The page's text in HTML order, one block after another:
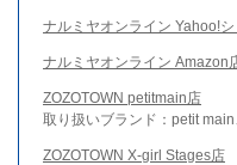
ナルミヤオンライン Yahoo!
ナルミヤオンライン Amazon
ZOZOTOWN petitmain店
取り扱いブランド：petit
ZOZOTOWN X-girl Stages店